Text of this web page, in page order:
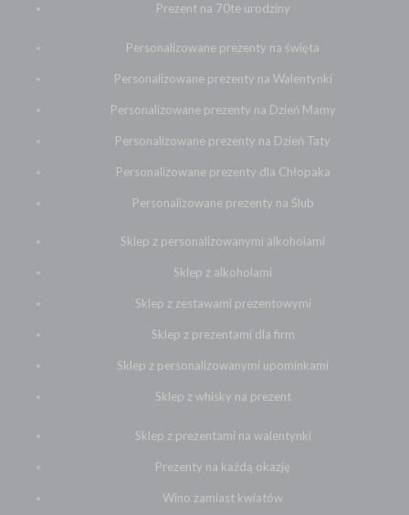
Prezent na 70te urodziny
Personalizowane prezenty na święta
Personalizowane prezenty na Walentynki
Personalizowane prezenty na Dzień Mamy
Personalizowane prezenty na Dzień Taty
Personalizowane prezenty dla Chłopaka
Personalizowane prezenty na Ślub
Sklep z personalizowanymi alkoholami
Sklep z alkoholami
Sklep z zestawami prezentowymi
Sklep z prezentami dla firm
Sklep z personalizowanymi upominkami
Sklep z whisky na prezent
Sklep z prezentami na walentynki
Prezenty na każdą okazję
Wino zamiast kwiatów